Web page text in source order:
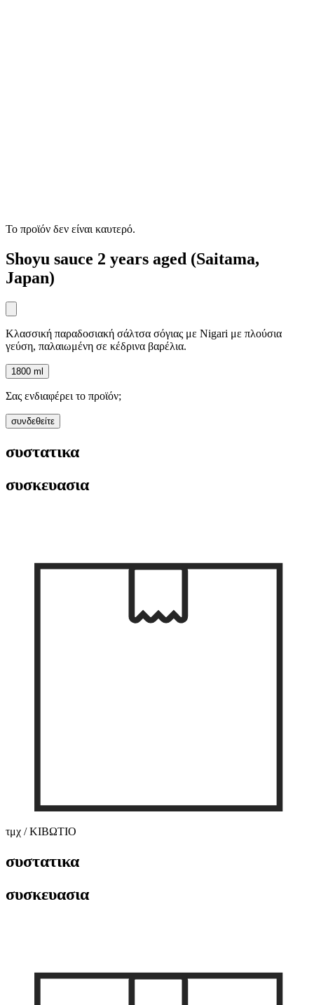
Το προϊόν δεν είναι καυτερό.
Shoyu sauce 2 years aged (Saitama,
Japan)
Κλασσική παραδοσιακή σάλτσα σόγιας με Nigari με πλούσια
γεύση, παλαιωμένη σε κέδρινα βαρέλια.
1800 ml
Σας ενδιαφέρει το προϊόν;
συνδεθείτε
συστατικα
συσκευασια
τμχ / ΚΙΒΩΤΙΟ
συστατικα
συσκευασια